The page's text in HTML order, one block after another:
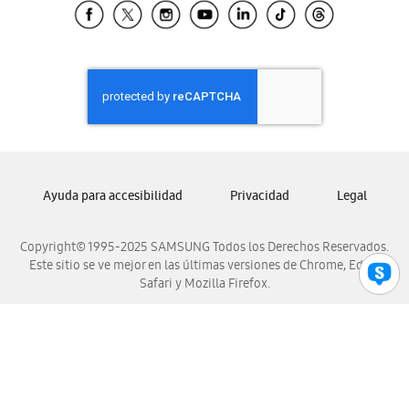
Samsung El Salvador
Samsung Honduras
Samsung Nicaragua
Samsung Panamá
Samsung Venezuela
Copyright© 1995-2025 SAMSUNG Todos los Derechos Reservados.
Este sitio se ve mejor en las últimas versiones de Chrome, Edge,
Safari y Mozilla Firefox.
Ayuda para accesibilidad Privacidad Legal